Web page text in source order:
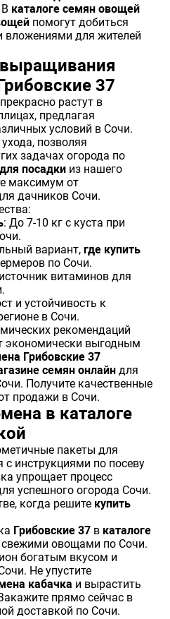
каталоге семян овощей
помогут добиться
для жителей
37
прекрасно растут в
предлагая
условий в Сочи.
позволяя
задачах огорода по
посадки из нашего
максимум от
дачников Сочи.
: До 7-10 кг с куста при
вариант, где купить
по Сочи.
витаминов для
и устойчивость к
в Сочи.
рекомендаций
экономически выгодным
Грибовские 37
семян онлайн для
Получите качественные
продажи в Сочи.
в каталоге
пакеты для
с инструкциями по посеву
упрощает процесс
успешного огорода Сочи.
когда решите купить
Грибовские 37 в каталоге
свежими овощами по Сочи.
богатым вкусом и
Не упустите
кабачка и вырастить
прямо сейчас в
доставкой по Сочи.